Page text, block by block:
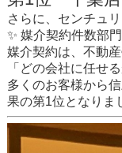
さらに、センチュ
✨ 媒介契約件数部
媒介契約は、不動
「どの会社に任せ
多くのお客様から
果の第1位となりま